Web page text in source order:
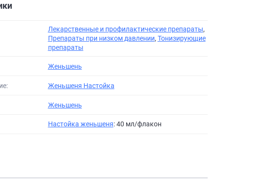
Лекарственные и профилактические препараты,
Препараты при низком давлении, Тонизирующие
препараты
Женьшень
Женьшеня Настойка
Женьшень
Настойка женьшеня: 40 мл/флакон